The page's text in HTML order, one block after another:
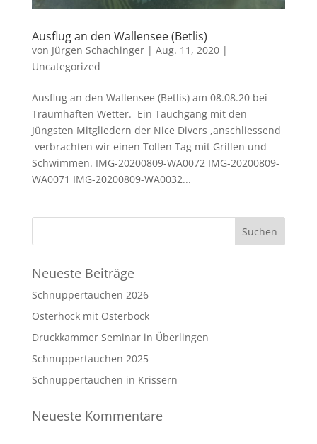
Ausflug an den Wallensee (Betlis)
von Jürgen Schachinger| Aug. 11, 2020|
Uncategorized
Ausflug an den Wallensee (Betlis) am 08.08.20 bei
Traumhaften Wetter. Ein Tauchgang mit den
Jüngsten Mitgliedern der Nice Divers ,anschliessend
verbrachten wir einen Tollen Tag mit Grillen und
Schwimmen. IMG-20200809-WA0072 IMG-20200809-
WA0071 IMG-20200809-WA0032...
Neueste Beiträge
Schnuppertauchen 2026
Osterhock mit Osterbock
Druckkammer Seminar in Überlingen
Schnuppertauchen 2025
Schnuppertauchen in Krissern
Neueste Kommentare